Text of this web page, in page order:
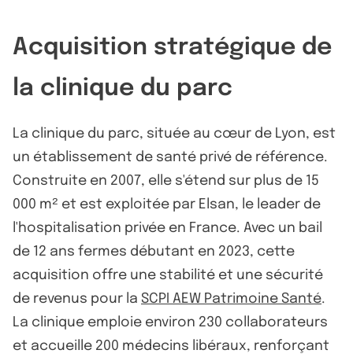
Acquisition stratégique de
la clinique du parc
La clinique du parc, située au cœur de Lyon, est
un établissement de santé privé de référence.
Construite en 2007, elle s'étend sur plus de 15
000 m² et est exploitée par Elsan, le leader de
l'hospitalisation privée en France. Avec un bail
de 12 ans fermes débutant en 2023, cette
acquisition offre une stabilité et une sécurité
de revenus pour la SCPI AEW Patrimoine Santé.
La clinique emploie environ 230 collaborateurs
et accueille 200 médecins libéraux, renforçant